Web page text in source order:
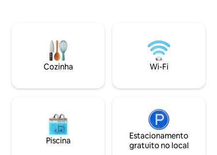
de antecedência!! Todas as instalações
precisam reservar com 3 dias de
antecedência!! Exceto piscina, não há
necessidade de reservar!!
todos ao redor. Esperamos que
aproveite sua
receberá mais do
Cozinha Wi-Fi
Piscina
Estacionamento
gratuito no local